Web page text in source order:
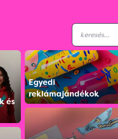
és
Egyedi
reklámajándékok
8306203
Fogó és
készlet